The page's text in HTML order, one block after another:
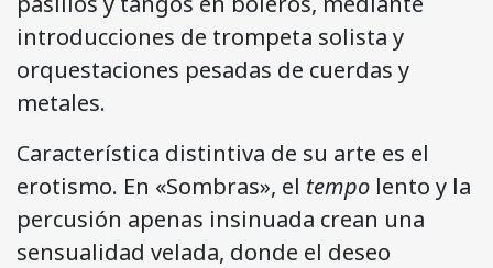
introducciones de trompeta solista y
orquestaciones pesadas de cuerdas y
metales.
Característica distintiva de su arte es el
erotismo. En «Sombras», el tempo lento y la
percusión apenas insinuada crean una
sensualidad velada, donde el deseo